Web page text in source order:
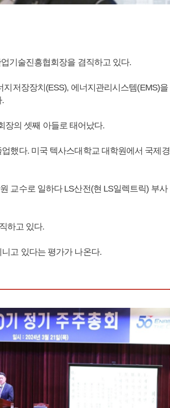
기술진흥협회장을 겸직하고 있다.
저장장치(ESS), 에너지관리시스템(EMS)을
.
장의 셋째 아들로 태어났다.
했다. 미국 텍사스대학교 대학원에서 국제경
교수로 일하다 LS산전(현 LS일렉트릭) 부사
하고 있다.
고 있다는 평가가 나온다.